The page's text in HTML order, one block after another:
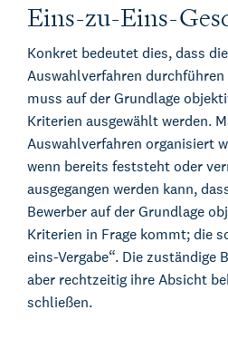
Eins-zu-Eins-
Konkret bedeutet dies, dass
Auswahlverfahren
muss auf der Grundlage
Kriterien ausgewählt werden.
Auswahlverfahren organisiert
wenn bereits feststeht oder
ausgegangen werden kann,
Bewerber auf der Grundlage
Kriterien in Frage kommt; die
eins-Vergabe“. Die zuständige
aber rechtzeitig ihre Absicht
schließen.